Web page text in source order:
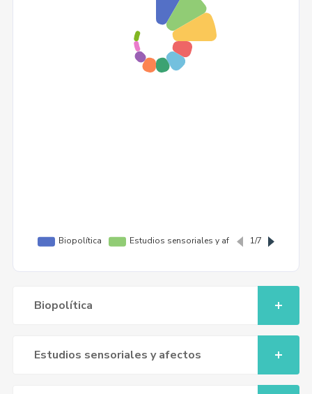
Biopolítica
Estudios sensoriales y afectos